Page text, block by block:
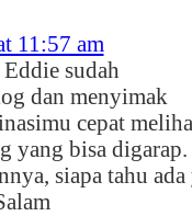
11:57 am
sudah
dan menyimak
cepat
yang bisa
siapa tahu ada